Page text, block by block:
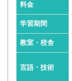
料金
学習期間
教室・校舎
言語・技術